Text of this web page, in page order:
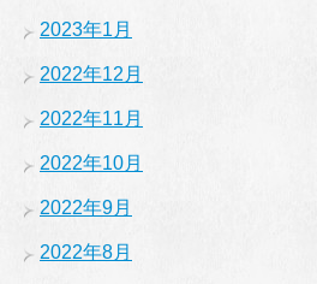
2023年1月
2022年12月
2022年11月
2022年10月
2022年9月
2022年8月